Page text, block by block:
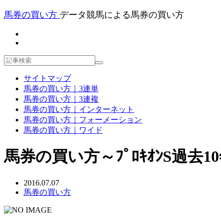
馬券の買い方 データ競馬による馬券の買い方
サイトマップ
馬券の買い方｜3連単
馬券の買い方｜3連複
馬券の買い方｜インターネット
馬券の買い方｜フォーメーション
馬券の買い方｜ワイド
馬券の買い方～ﾌﾟﾛｷｵﾝS過去10
2016.07.07
馬券の買い方